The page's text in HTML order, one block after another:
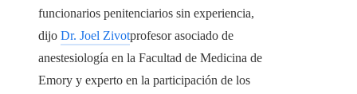
funcionarios penitenciarios sin experiencia,
dijo Dr. Joel Zivotprofesor asociado de
anestesiología en la Facultad de Medicina de
Emory y experto en la participación de los